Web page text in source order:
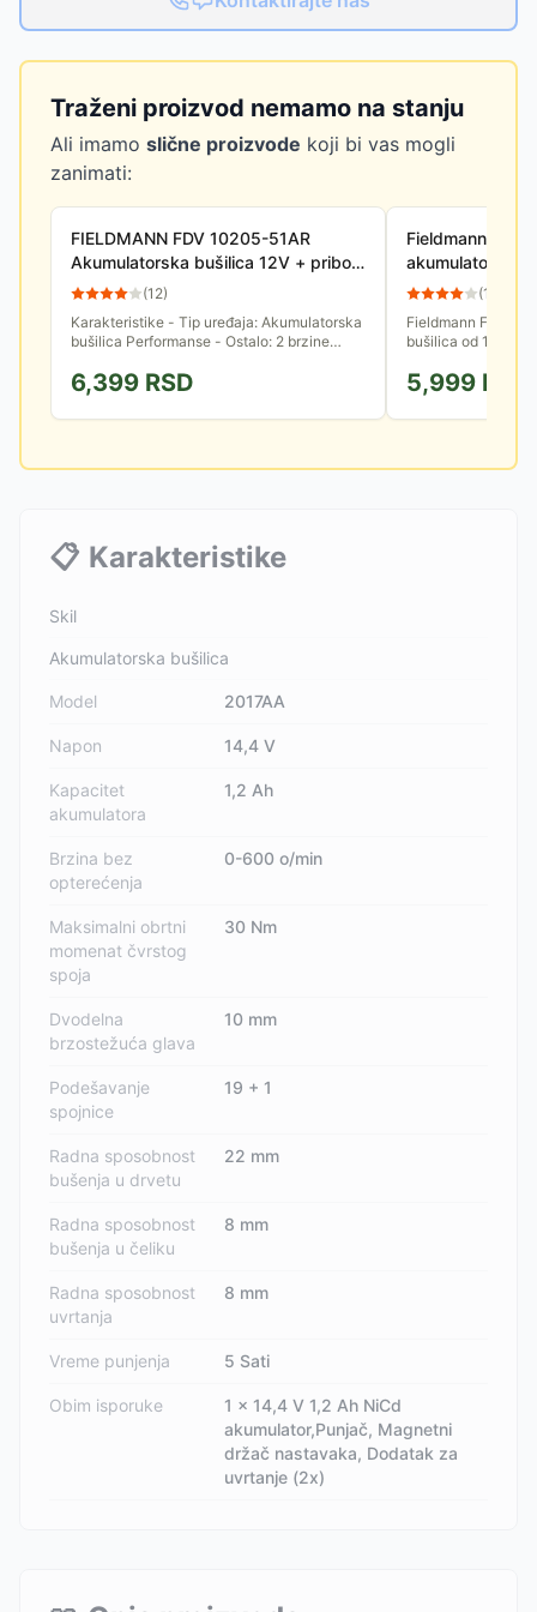
Traženi proizvod nemamo na stanju
Ali imamo slične proizvode koji bi vas mogli
zanimati:
FIELDMANN FDV 10205-51AR
Akumulatorska bušilica 12V + pribor
(51 delova)
(12)
Karakteristike - Tip uređaja: Akumulatorska
bušilica Performanse - Ostalo: 2 brzine
Crna,Zelena Pakovanje:...
6,399 RSD
Fieldmann FDV
akumulatorska
(11
Fieldmann FDV
bušilica od 14,4V
projekata. Ova
5,999 RSD
📋 Karakteristike
Skil
Akumulatorska bušilica
Model 2017AA
Napon 14,4 V
Kapacitet
akumulatora
1,2 Ah
Brzina bez
opterećenja
0-600 o/min
Maksimalni obrtni
momenat čvrstog
spoja
30 Nm
Dvodelna
brzostežuća glava
10 mm
Podešavanje
spojnice
19 + 1
Radna sposobnost
bušenja u drvetu
22 mm
Radna sposobnost
bušenja u čeliku
8 mm
Radna sposobnost
uvrtanja
8 mm
Vreme punjenja 5 Sati
Obim isporuke
1 x 14,4 V 1,2 Ah NiCd
akumulator,Punjač, Magnetni
držač nastavaka, Dodatak za
uvrtanje (2x)